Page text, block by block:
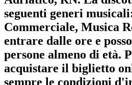
seguenti generi
Commerciale, Musica
entrare dalle ore e
persone almeno di età.
acquistare il biglietto
sempre le condizioni